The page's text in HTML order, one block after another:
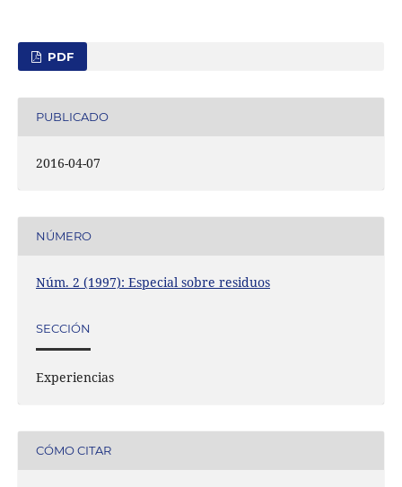
PDF
PUBLICADO
2016-04-07
NÚMERO
Núm. 2 (1997): Especial sobre residuos
SECCIÓN
Experiencias
CÓMO CITAR